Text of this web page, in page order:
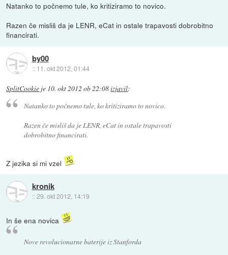
Natanko to počnemo tule, ko kritiziramo to novico.
Razen če misliš da je LENR, eCat in ostale trapavosti dobrobitno
financirati.
by00
:: 11. okt 2012, 01:44
SplitCookie je 10. okt 2012 ob 22:08izjavil:
Natanko to počnemo tule, ko kritiziramo to novico.
Razen če misliš da je LENR, eCat in ostale trapavosti
dobrobitno financirati.
Z jezika si mi vzel
kronik
::29. okt 2012, 14:19
In še ena novica
Nove revolucionarne baterije iz Stanforda